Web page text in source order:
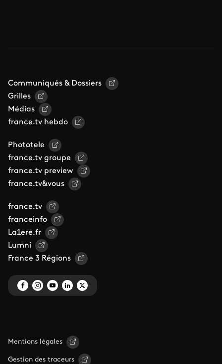
Communiqués & Dossiers
Grilles
Médias
france.tv hebdo
Phototele
france.tv groupe
france.tv preview
france.tv&vous
france.tv
franceinfo
La1ere.fr
Lumni
France 3 Régions
Mentions légales
Gestion des traceurs